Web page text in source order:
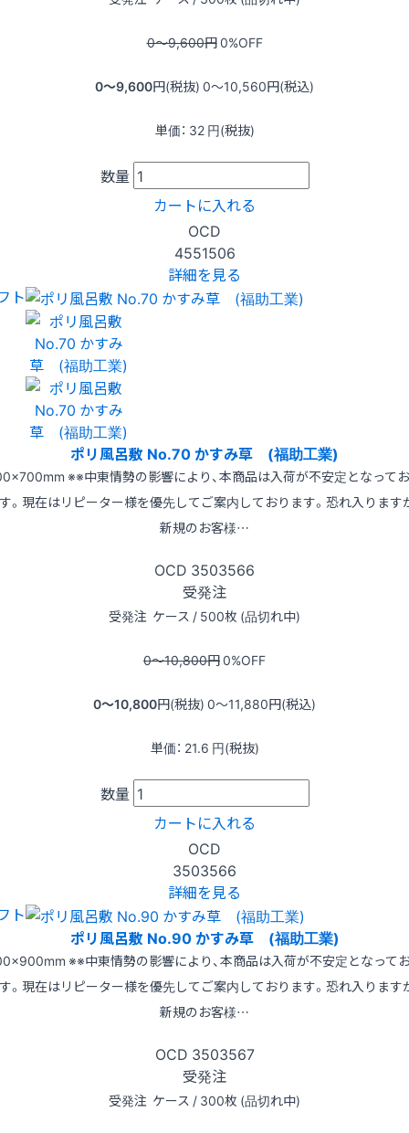
0〜9,600円0%OFF
0〜9,600円(税抜) 0〜10,560円(税込)
単価： 32 円(税抜)
数量
カートに入れる
OCD
4551506
詳細を見る
ト
ポリ風呂敷 No.70 かすみ草 (福助工業)
※※中東情勢の影響により、本商品は入荷が不安定となって
。現在はリピーター様を優先してご案内しております。恐れ入ります
新規のお客様…
OCD 3503566
受発注
受発注 ケース / 500枚 (品切れ中)
0〜10,800円0%OFF
0〜10,800円(税抜) 0〜11,880円(税込)
単価： 21.6 円(税抜)
数量
カートに入れる
OCD
3503566
詳細を見る
ト
ポリ風呂敷 No.90 かすみ草 (福助工業)
※※中東情勢の影響により、本商品は入荷が不安定となって
。現在はリピーター様を優先してご案内しております。恐れ入ります
新規のお客様…
OCD 3503567
受発注
受発注 ケース / 300枚 (品切れ中)